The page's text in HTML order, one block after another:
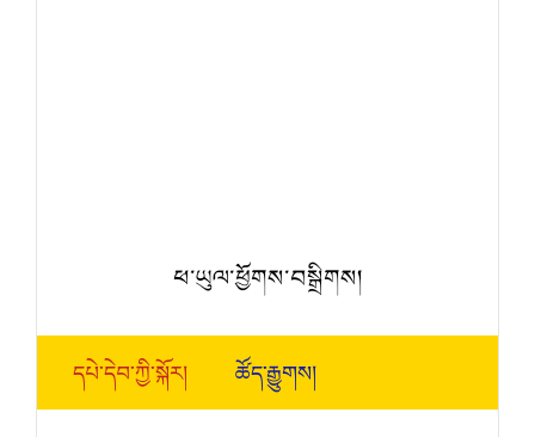
ཕ་ཡུལ་ཕྱོགས་བསྒྲིགས།
དཔེ་དེབ་ཀྱི་སྐོར། ཚོད་རྒྱུགས།